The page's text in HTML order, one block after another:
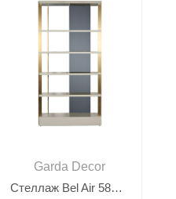
Garda Decor
Стеллаж Bel Air 58DB-SH19263